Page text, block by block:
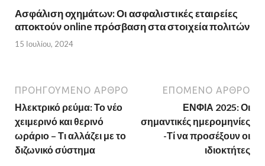
Ασφάλιση οχημάτων: Οι ασφαλιστικές εταιρείες
αποκτούν online πρόσβαση στα στοιχεία πολιτών
15 Ιουλίου, 2024
ΠΡΟΗΓΟΎΜΕΝΟ ΆΡΘΡΟ
Ηλεκτρικό ρεύμα: Το νέο
χειμερινό και θερινό
ωράριο – Τι αλλάζει με το
διζωνικό σύστημα
ΕΠΌΜΕΝΟ ΆΡΘΡΟ
ΕΝΦΙΑ 2025: Οι
σημαντικές ημερομηνίες
-Τί να προσέξουν οι
ιδιοκτήτες